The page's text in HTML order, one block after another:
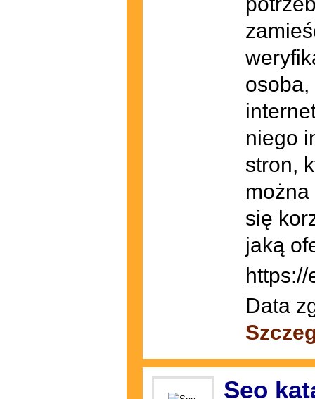
osoba,
niego
stron,
można
się
jaką
Data
Seo